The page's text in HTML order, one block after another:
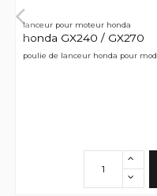
lanceur pour moteur honda
honda GX240 / GX270
poulie de lanceur honda pour